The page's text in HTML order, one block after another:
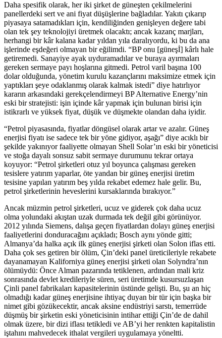
Daha spesifik olarak, her iki şirket de güneşten çekilmelerini
panellerdeki sert ve ani fiyat düşüşlerine bağladılar. Yakıtı çıkarıp
piyasaya satamadıkları için, kendiliğinden genişleyen değere tabi
olan tek şey teknolojiyi üretmek olacaktı; ancak kazanç marjları,
herhangi bir kâr kalana kadar yıldan yıla daralıyordu, ki bu da ana
işlerinde eşdeğeri olmayan bir eğilimdi. “BP onu [güneşİ] kârlı hale
getiremedi. Sanayiye ayak uyduramadılar ve buraya ayırmaları
gereken sermaye payı hoşlarına gitmedi. Petrol varil başına 100
dolar olduğunda, yönetim kurulu kazançlarını maksimize etmek için
yaptıkları şeye odaklanmış olarak kalmak istedi” diye hatırlıyor
kararın arkasındaki gerekçelendirmeyi BP Alternative Energy’nin
eski bir stratejisti: işin içinde kâr yapmak için bulunan birisi için
istikrarlı ve yüksek fiyat, düşük ve düşmekte olandan daha iyidir.
“Petrol piyasasında, fiyatlar döngüsel olarak artar ve azalır. Güneş
enerjisi fiyatı ise sadece tek bir yöne gidiyor, aşağı” diye acıklı bir
şekilde yakınıyor faaliyette olmayan Shell Solar’ın eski bir yöneticisi
ve stoğa dayalı sonsuz sabit sermaye durumunu tekrar ortaya
koyuyor: “Petrol şirketleri otuz yıl boyunca çalışması gereken
tesislere yatırım yaparlar, öte yandan bir güneş enerjisi üretim
tesisine yapılan yatırım beş yılda rekabet edemez hale gelir. Bu,
petrol şirketlerinin heveslerini kursaklarında bırakıyor.”
Ancak müzmin petrol şirketleri, ucuz ve giderek çok daha ucuz
olma yolundaki akıştan uzak durmada tek değil gibi görünüyor.
2012 yılında Siemens, dalışa geçen fiyatlardan dolayı güneş enerjisi
faaliyetlerini donduracağını açıkladı; Bosch aynı yönde gitti;
Almanya’da halka açık ilk güneş enerjisi şirketi olan Solon iflas etti.
Daha çok ses getiren bir ölüm, Çin’deki panel üreticileriyle rekabete
dayanamayan Kaliforniya güneş enerjisi şirketi olan Solyndra’nın
ölümüydü: Önce Alman pazarında tetiklenen, ardından mali kriz
sonrasında devlet kredileriyle süren, seri üretimde kusursuzlaşan
Çinli panel fabrikaları kapasitelerinin üstünde gelişti. Bu, şu an hiç
olmadığı kadar güneş enerjisine ihtiyaç duyan bir tür için başka bir
nimet gibi gözükecektir, ancak aksine endüstriyi sarstı, temerrüde
düşmüş bir şirketin eski yöneticisinin intihar ettiği Çin’de de dahil
olmak üzere, bir dizi iflası tetikledi ve AB’yi her renkten kapitalistin
iştahını mahvedecek ithalat vergileri uygulamaya yöneltti.